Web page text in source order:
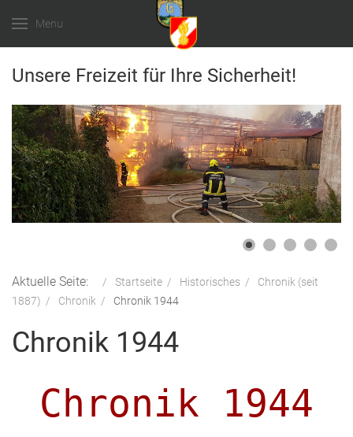
Menu
Unsere Freizeit für Ihre Sicherheit!
Aktuelle Seite: Startseite Historisches
Chronik (seit
1887)
Chronik Chronik 1944
Chronik 1944
Chronik 1944